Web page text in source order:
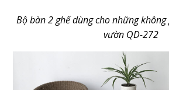
Bộ bàn 2 ghế dùng cho những
vườn QD-272